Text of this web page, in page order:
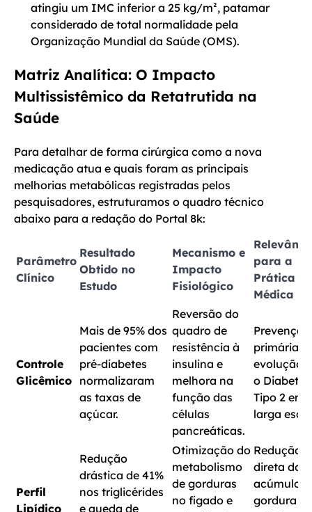
atingiu um IMC inferior a 25 kg/m², patamar
considerado de total normalidade pela
Organização Mundial da Saúde (OMS).
Matriz Analítica: O Impacto
Multissistêmico da Retatrutida na
Saúde
Para detalhar de forma cirúrgica como a nova
medicação atua e quais foram as principais
melhorias metabólicas registradas pelos
pesquisadores, estruturamos o quadro técnico
abaixo para a redação do Portal 8k:
Parâmetro
Clínico
Resultado
Obtido no
Estudo
Mecanismo e
Impacto
Fisiológico
para a
Prática
Médica
Controle
Glicêmico
Mais de 95% dos
pacientes com
pré-diabetes
normalizaram
as taxas de
açúcar.
Reversão do
quadro de
resistência à
insulina e
melhora na
função das
células
pancreáticas.
Prevenção
primária
evolução
o Diabetes
Tipo 2 em
larga
Perfil
Lipídico
Redução
drástica de 41%
nos triglicérides
e queda de
Otimização do
metabolismo
de gorduras
no fígado e
Redução
direta do
acúmulo
gordura